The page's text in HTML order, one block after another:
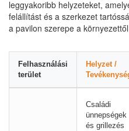
leggyakoribb helyzeteket,
felállítást és a szerkezet
a pavilon szerepe a
Felhasználási
terület
Helyzet /
Családi
ünnepségek
és grillezés